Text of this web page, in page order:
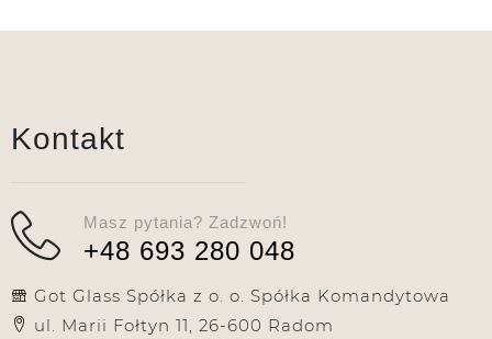
Kontakt
Masz pytania? Zadzwoń!
+48 693 280 048
Got Glass Spółka z o. o. Spółka Komandytowa
ul. Marii Fołtyn 11, 26-600 Radom